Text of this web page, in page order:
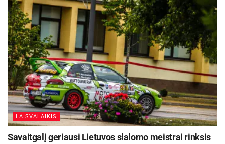
LAISVALAIKIS
Savaitgalį geriausi Lietuvos slalomo meistrai rinksis